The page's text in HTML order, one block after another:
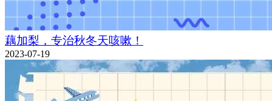
藕加梨，专治秋冬天咳嗽！
2023-07-19